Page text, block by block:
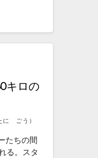
キロの
に ごう）
たちの間
る。スタ